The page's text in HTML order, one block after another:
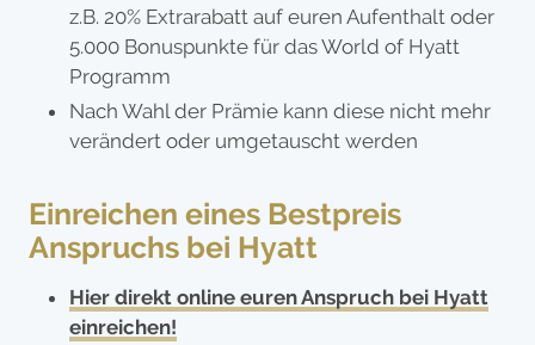
z.B. 20% Extrarabatt auf euren Aufenthalt oder
5.000 Bonuspunkte für das World of Hyatt
Programm
Nach Wahl der Prämie kann diese nicht mehr
verändert oder umgetauscht werden
Einreichen eines Bestpreis
Anspruchs bei Hyatt
Hier direkt online euren Anspruch bei Hyatt
einreichen!